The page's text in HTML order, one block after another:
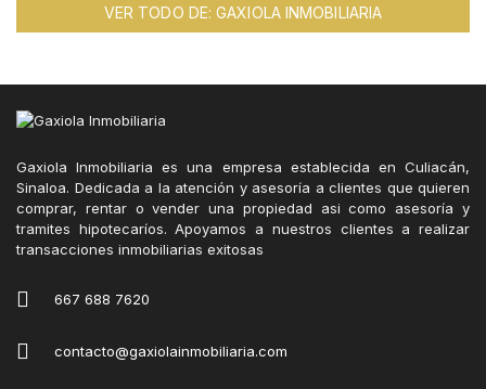
VER TODO DE: GAXIOLA INMOBILIARIA
Gaxiola Inmobiliaria es una empresa establecida en Culiacán,
Sinaloa. Dedicada a la atención y asesoría a clientes que quieren
comprar, rentar o vender una propiedad asi como asesoría y
tramites hipotecaríos. Apoyamos a nuestros clientes a realizar
transacciones inmobiliarias exitosas
667 688 7620
contacto@gaxiolainmobiliaria.com